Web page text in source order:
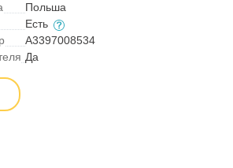
Польша
Есть
A3397008534
Да